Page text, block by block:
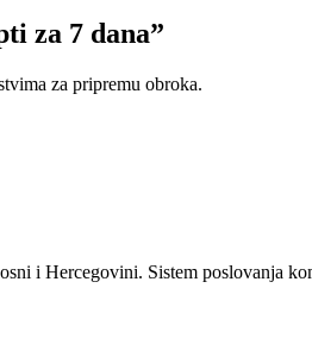
za 7 dana”
za pripremu obroka.
i Hercegovini. Sistem poslovanja